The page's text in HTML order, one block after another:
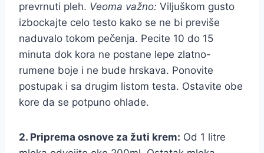
prevrnuti pleh. Veoma važno: Viljuškom gusto
izbockajte celo testo kako se ne bi previše
naduvalo tokom pečenja. Pecite 10 do 15
minuta dok kora ne postane lepe zlatno-
rumene boje i ne bude hrskava. Ponovite
postupak i sa drugim listom testa. Ostavite obe
kore da se potpuno ohlade.
2. Priprema osnove za žuti krem: Od 1 litre